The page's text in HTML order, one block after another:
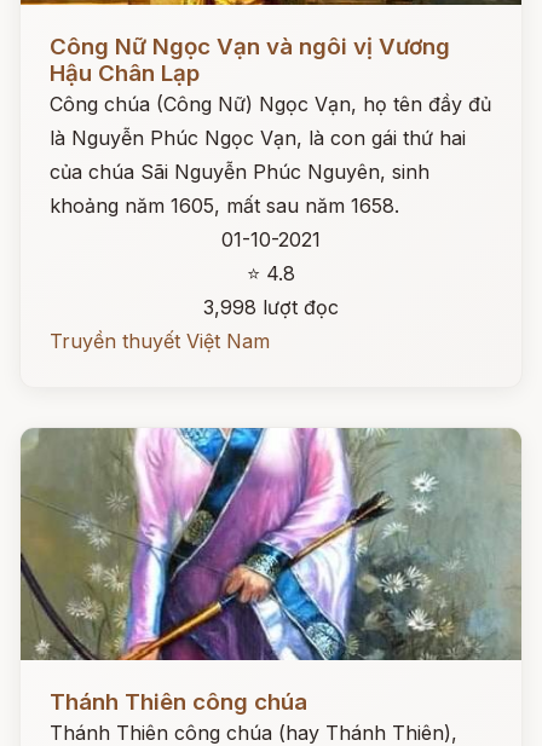
Công Nữ Ngọc Vạn và ngôi vị Vương
Hậu Chân Lạp
Công chúa (Công Nữ) Ngọc Vạn, họ tên đầy đủ
là Nguyễn Phúc Ngọc Vạn, là con gái thứ hai
của chúa Sãi Nguyễn Phúc Nguyên, sinh
khoảng năm 1605, mất sau năm 1658.
01-10-2021
⭐ 4.8
3,998 lượt đọc
Truyền thuyết Việt Nam
Thánh Thiên công chúa
Thánh Thiên công chúa (hay Thánh Thiên),